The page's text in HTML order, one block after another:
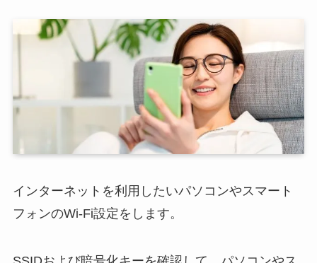
インターネットを利用したいパソコンやスマート
フォンのWi-Fi設定をします。